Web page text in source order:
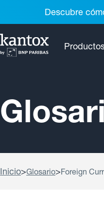
Descubre
Inicio>Glosario>Foreign